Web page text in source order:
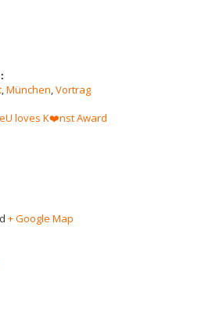
München Vortrag
loves K❤️nst Award
+ Google Map